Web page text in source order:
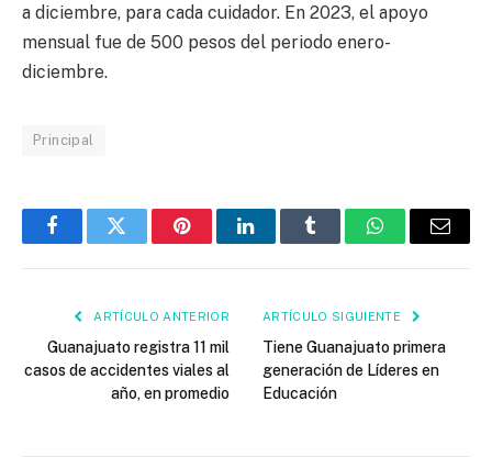
a diciembre, para cada cuidador. En 2023, el apoyo
mensual fue de 500 pesos del periodo enero-
diciembre.
Principal
FacebookTwitter PinterestLinkedInTumblr WhatsAppEmail
ARTÍCULO ANTERIOR
Guanajuato registra 11 mil
casos de accidentes viales al
año, en promedio
ARTÍCULO SIGUIENTE
Tiene Guanajuato primera
generación de Líderes en
Educación